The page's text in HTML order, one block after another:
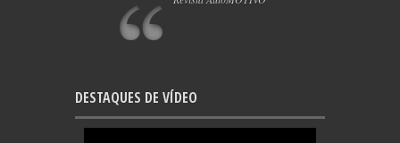
DESTAQUES DE VÍDEO